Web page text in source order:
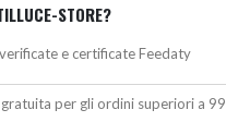
STORE?
e certificate Feedaty
per gli ordini superiori a 99